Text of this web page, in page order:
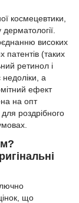
космецевтики,
високих
патентів (таких
ретинол і
а
ефект
на опт
роздрібного
що